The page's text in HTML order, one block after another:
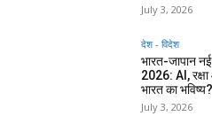
July 3, 2026
देश - विदेश
भारत-जापान
2026: AI,
भारत का भविष्य?
July 3, 2026